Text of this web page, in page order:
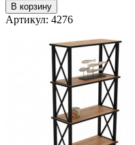
В корзину
Артикул: 4276